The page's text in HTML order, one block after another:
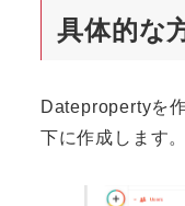
具体的な
Datepropertyを
下に作成します。